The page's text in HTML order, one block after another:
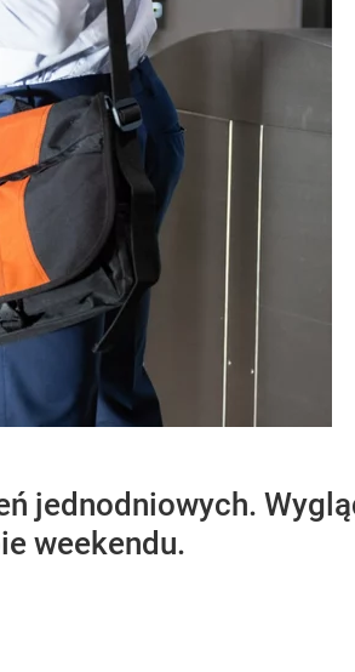
jednodniowych.
weekendu.